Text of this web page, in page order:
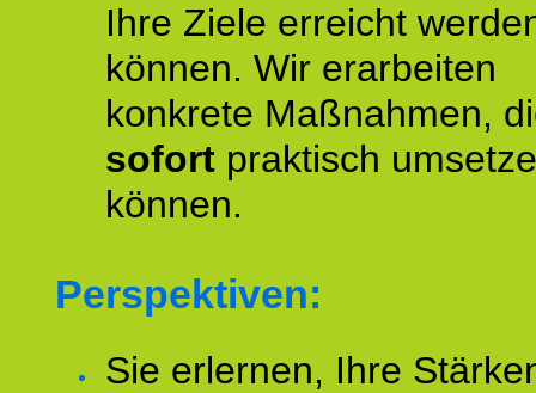
Ihre Ziele erreicht
können. Wir erarbeiten
konkrete Maßnahmen,
sofort praktisch
können.
Perspektiven:
Sie erlernen, Ihre